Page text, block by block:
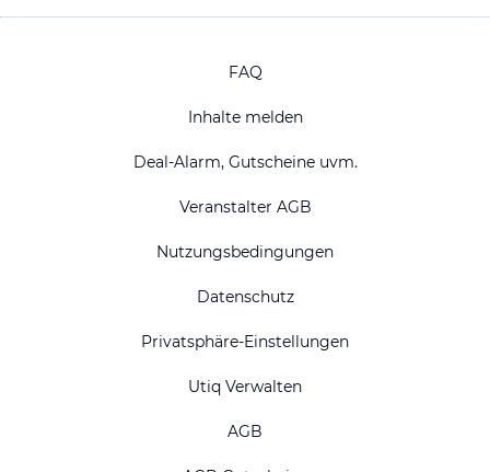
FAQ
Inhalte melden
Deal-Alarm, Gutscheine uvm.
Veranstalter AGB
Nutzungsbedingungen
Datenschutz
Privatsphäre-Einstellungen
Utiq Verwalten
AGB